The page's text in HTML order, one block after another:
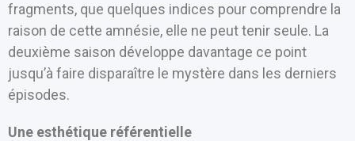
fragments, que quelques indices pour comprendre la
raison de cette amnésie, elle ne peut tenir seule. La
deuxième saison développe davantage ce point
jusqu’à faire disparaître le mystère dans les derniers
épisodes.
Une esthétique référentielle